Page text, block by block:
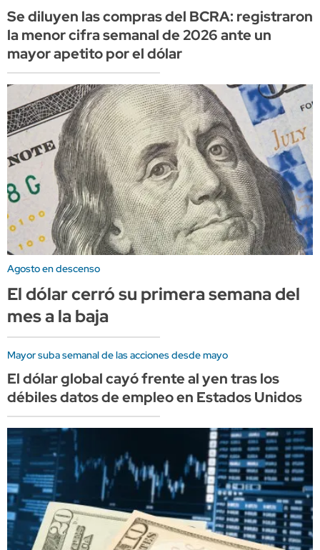
Se diluyen las compras del BCRA: registraron
la menor cifra semanal de 2026 ante un
mayor apetito por el dólar
Agosto en descenso
El dólar cerró su primera semana del
mes a la baja
Mayor suba semanal de las acciones desde mayo
El dólar global cayó frente al yen tras los
débiles datos de empleo en Estados Unidos